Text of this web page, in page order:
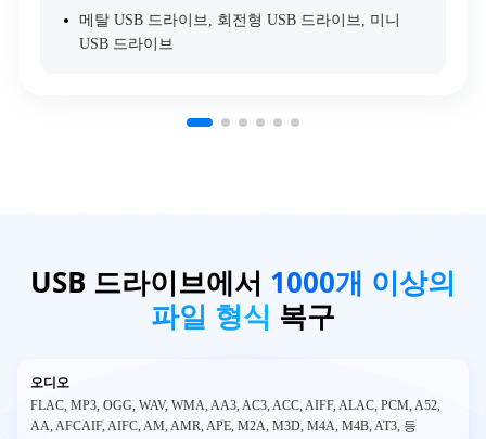
메탈 USB 드라이브, 회전형 USB 드라이브, 미니
USB 드라이브
USB 드라이브에서 1000개 이상의
파일 형식 복구
오디오
FLAC, MP3, OGG, WAV, WMA, AA3, AC3, ACC, AIFF, ALAC, PCM, A52,
AA, AFCAIF, AIFC, AM, AMR, APE, M2A, M3D, M4A, M4B, AT3, 등